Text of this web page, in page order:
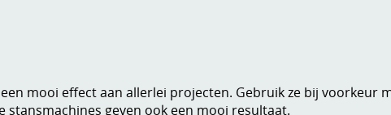
mooi effect aan allerlei projecten. Gebruik ze bij voorkeur
stansmachines geven ook een mooi resultaat.